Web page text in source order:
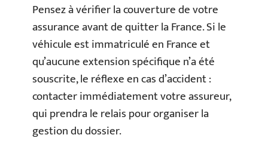
Pensez à vérifier la couverture de votre
assurance avant de quitter la France. Si le
véhicule est immatriculé en France et
qu’aucune extension spécifique n’a été
souscrite, le réflexe en cas d’accident :
contacter immédiatement votre assureur,
qui prendra le relais pour organiser la
gestion du dossier.